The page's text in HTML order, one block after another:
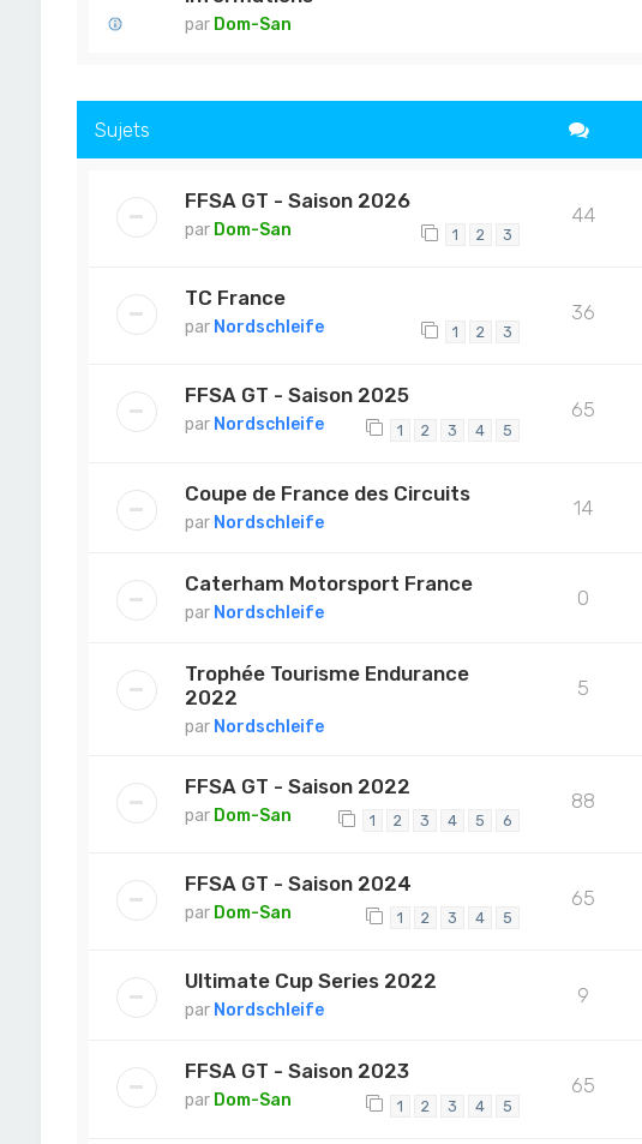
par Dom-San
Sujets
FFSA GT - Saison 2026
par Dom-San 1 2 3
44
TC France
par Nordschleife 1 2 3
36
FFSA GT - Saison 2025
par Nordschleife 1 2 3 4 5
65
Coupe de France des Circuits
par Nordschleife
14
Caterham Motorsport France
par Nordschleife
0
Trophée Tourisme Endurance
2022
par Nordschleife
5
FFSA GT - Saison 2022
par Dom-San 1 2 3 4 5 6
88
FFSA GT - Saison 2024
par Dom-San 1 2 3 4 5
65
Ultimate Cup Series 2022
par Nordschleife
9
FFSA GT - Saison 2023
par Dom-San 1 2 3 4 5
65